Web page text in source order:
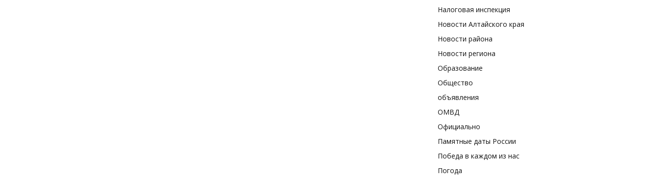
Налоговая инспекция
Новости Алтайского края
Новости района
Новости региона
Образование
Общество
объявления
ОМВД
Официально
Памятные даты России
Победа в каждом из нас
Погода